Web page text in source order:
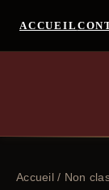
ACCUEIL
Accueil/ Non